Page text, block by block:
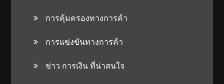
การคุ้มครองทางการค้า
การแข่งขันทางการค้า
ข่าว การเงิน ที่น่าสนใจ